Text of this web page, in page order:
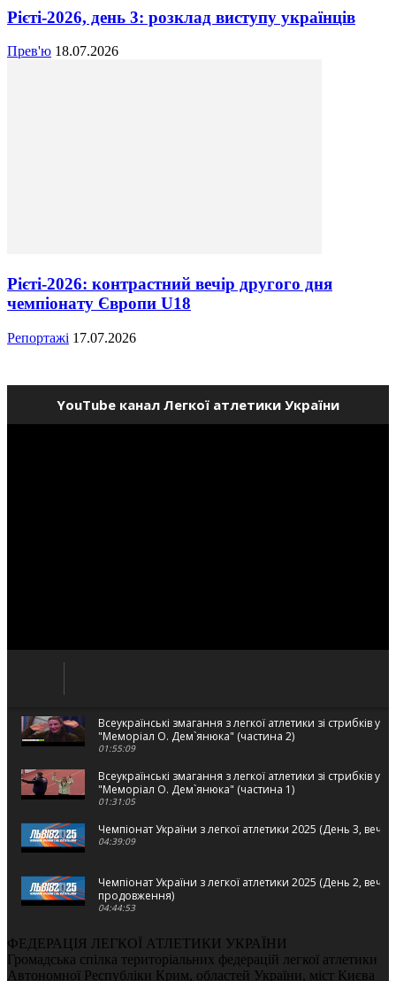
Рієті-2026, день 3: розклад виступу українців
Прев'ю 18.07.2026
Рієті-2026: контрастний вечір другого дня
чемпіонату Європи U18
Репортажі 17.07.2026
YouTube канал Легкої атлетики України
Всеукраїнські змагання з легкої атлетики зі стрибків у
"Меморіал О. Дем`янюка" (частина 2)
01:55:09
Всеукраїнські змагання з легкої атлетики зі стрибків у
"Меморіал О. Дем`янюка" (частина 1)
01:31:05
Чемпіонат України з легкої атлетики 2025 (День 3,
04:39:09
Чемпіонат України з легкої атлетики 2025 (День 2,
продовження)
04:44:53
Чемпіонат України з легкої атлетики 2025 (День 2,
02:22:26
ФЕДЕРАЦІЯ ЛЕГКОЇ АТЛЕТИКИ УКРАЇНИ
Громадська спілка територіальних федерацій легкої атлетики
Автономної Республіки Крим, областей України, міст Києва